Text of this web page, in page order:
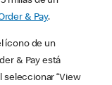
& Pay.
ícono de un
& Pay está
seleccionar “View